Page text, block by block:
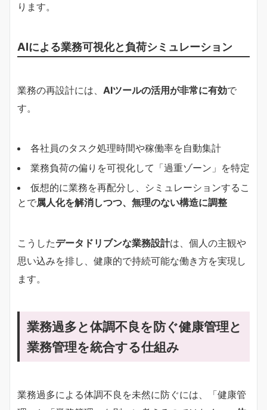
ります。
AIによる業務可視化と負荷シミュレーション
業務の再設計には、 AIツールの活用が非常に有効で
す。
各社員のタスク処理時間や稼働率を自動集計
業務負荷の偏りを可視化して「過重ゾーン」を特定
仮想的に業務を再配分し、シミュレーションするこ
とで属人化を解消しつつ、無理のない構造に調整
こうしたデータドリブンな業務設計は、個人の主観や
思い込みを排し、健康的で持続可能な働き方を実現し
ます。
業務過多と体調不良を防ぐ健康管理と
業務管理を統合する仕組み
業務過多による体調不良を未然に防ぐには、「健康管